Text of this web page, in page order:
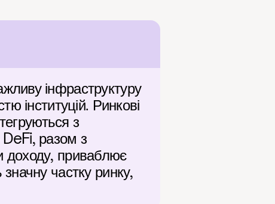
інфраструктуру
інституцій. Ринкові
з
разом з
доходу, приваблює
частку ринку,